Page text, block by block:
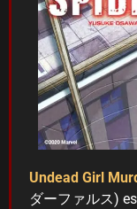
Undead Girl
ダーファルス)